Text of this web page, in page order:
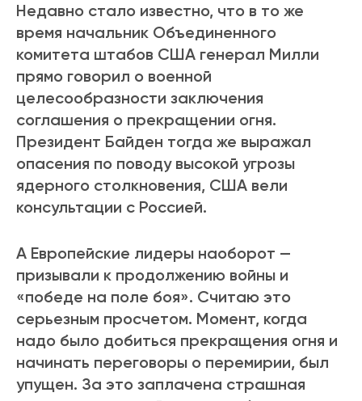
Недавно стало известно, что в то же
время начальник Объединенного
комитета штабов США генерал Милли
прямо говорил о военной
целесообразности заключения
соглашения о прекращении огня.
Президент Байден тогда же выражал
опасения по поводу высокой угрозы
ядерного столкновения, США вели
консультации с Россией.
А Европейские лидеры наоборот —
призывали к продолжению войны и
«победе на поле боя». Считаю это
серьезным просчетом. Момент, когда
надо было добиться прекращения огня и
начинать переговоры о перемирии, был
упущен. За это заплачена страшная